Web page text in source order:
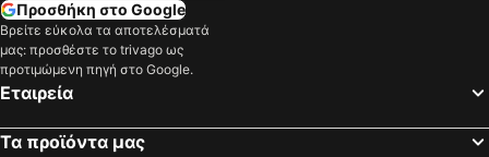
Προσθήκη στο Google
Βρείτε εύκολα τα αποτελέσματά
μας: προσθέστε το trivago ως
προτιμώμενη πηγή στο Google.
Εταιρεία
Τα προϊόντα μας